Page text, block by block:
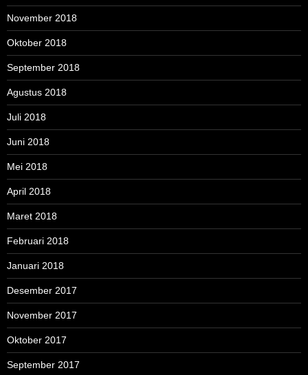
November 2018
Oktober 2018
September 2018
Agustus 2018
Juli 2018
Juni 2018
Mei 2018
April 2018
Maret 2018
Februari 2018
Januari 2018
Desember 2017
November 2017
Oktober 2017
September 2017